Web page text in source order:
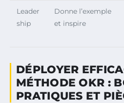
Leader
ship
Donne l’exemple
et inspire
DÉPLOYER
MÉTHODE OKR :
PRATIQUES ET